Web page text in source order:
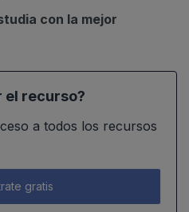
con la mejor
el recurso?
a todos los recursos
gratis